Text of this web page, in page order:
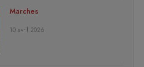
Marches
10 avril 2026